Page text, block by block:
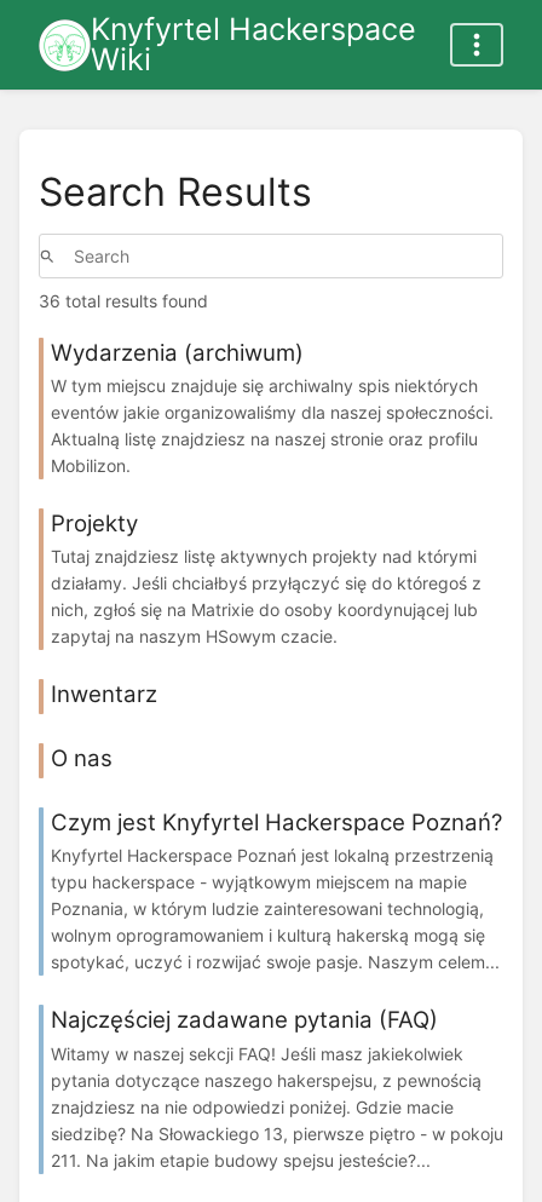
Knyfyrtel Hackerspace
Wiki
Search Results
36 total results found
Wydarzenia (archiwum)
W tym miejscu znajduje się archiwalny spis niektórych
eventów jakie organizowaliśmy dla naszej społeczności.
Aktualną listę znajdziesz na naszej stronie oraz profilu
Mobilizon.
Projekty
Tutaj znajdziesz listę aktywnych projekty nad którymi
działamy. Jeśli chciałbyś przyłączyć się do któregoś z
nich, zgłoś się na Matrixie do osoby koordynującej lub
zapytaj na naszym HSowym czacie.
Inwentarz
O nas
Czym jest Knyfyrtel Hackerspace Poznań?
Knyfyrtel Hackerspace Poznań jest lokalną przestrzenią
typu hackerspace - wyjątkowym miejscem na mapie
Poznania, w którym ludzie zainteresowani technologią,
wolnym oprogramowaniem i kulturą hakerską mogą się
spotykać, uczyć i rozwijać swoje pasje. Naszym celem...
Najczęściej zadawane pytania (FAQ)
Witamy w naszej sekcji FAQ! Jeśli masz jakiekolwiek
pytania dotyczące naszego hakerspejsu, z pewnością
znajdziesz na nie odpowiedzi poniżej. Gdzie macie
siedzibę? Na Słowackiego 13, pierwsze piętro - w pokoju
211. Na jakim etapie budowy spejsu jesteście?...